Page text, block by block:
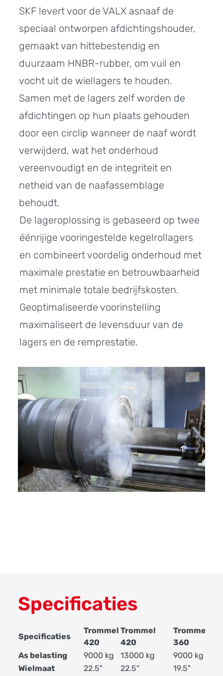
SKF levert voor de VALX asnaaf de
speciaal ontworpen afdichtingshouder,
gemaakt van hittebestendig en
duurzaam HNBR-rubber, om vuil en
vocht uit de wiellagers te houden.
Samen met de lagers zelf worden de
afdichtingen op hun plaats gehouden
door een circlip wanneer de naaf wordt
verwijderd, wat het onderhoud
vereenvoudigt en de integriteit en
netheid van de naafassemblage
behoudt.
De lageroplossing is gebaseerd op twee
éénrijige vooringestelde kegelrollagers
en combineert voordelig onderhoud met
maximale prestatie en betrouwbaarheid
met minimale totale bedrijfskosten.
Geoptimaliseerde voorinstelling
maximaliseert de levensduur van de
lagers en de remprestatie.
Specificaties
Specificaties
Trommel
420
Trommel
420
Trommel
360
As belasting
9000 kg 13000 kg 9000 kg
Wielmaat
22.5" 22.5" 19.5"